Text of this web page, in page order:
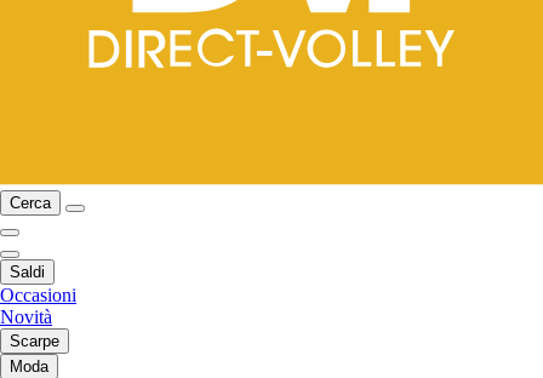
Cerca
Saldi
Occasioni
Novità
Scarpe
Moda